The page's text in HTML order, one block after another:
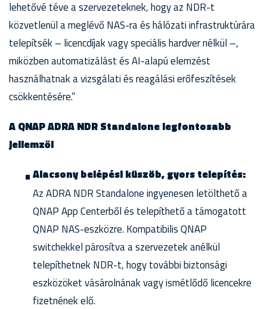
lehetővé téve a szervezeteknek, hogy az NDR-t
közvetlenül a meglévő NAS-ra és hálózati infrastruktúrára
telepítsék – licencdíjak vagy speciális hardver nélkül –,
miközben automatizálást és AI-alapú elemzést
használhatnak a vizsgálati és reagálási erőfeszítések
csökkentésére.”
A QNAP ADRA NDR Standalone legfontosabb
jellemzői
Alacsony belépési küszöb, gyors telepítés:
Az ADRA NDR Standalone ingyenesen letölthető a
QNAP App Centerből és telepíthető a támogatott
QNAP NAS-eszközre. Kompatibilis QNAP
switchekkel párosítva a szervezetek anélkül
telepíthetnek NDR-t, hogy további biztonsági
eszközöket vásárolnának vagy ismétlődő licencekre
fizetnének elő.